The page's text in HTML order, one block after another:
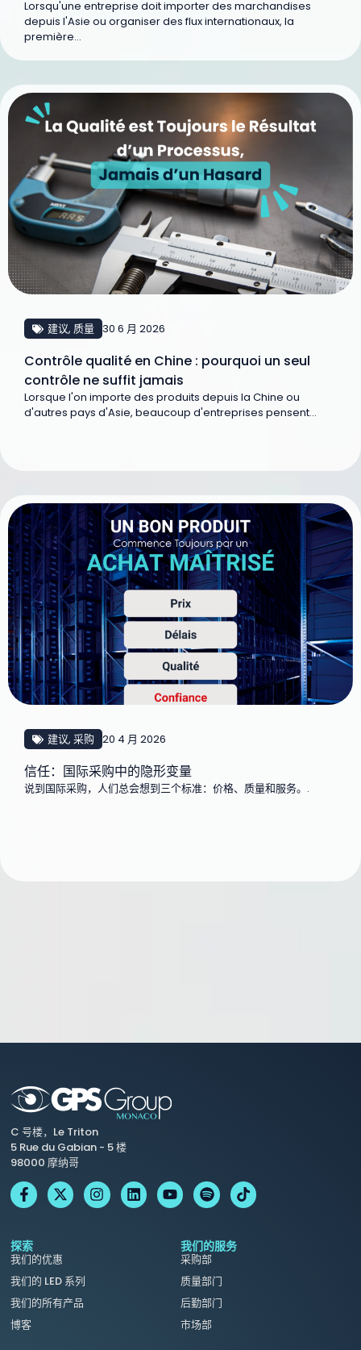
Lorsqu'une entreprise doit importer des marchandises
depuis l'Asie ou organiser des flux internationaux, la
première...
建议, 质量 30 6 月 2026
Contrôle qualité en Chine : pourquoi un seul
contrôle ne suffit jamais
Lorsque l'on importe des produits depuis la Chine ou
d'autres pays d'Asie, beaucoup d'entreprises pensent...
建议, 采购 20 4 月 2026
信任：国际采购中的隐形变量
说到国际采购，人们总会想到三个标准：价格、质量和服务。.
C 号楼，Le Triton
5 Rue du Gabian - 5 楼
98000 摩纳哥
探索
我们的优惠
我们的 LED 系列
我们的所有产品
博客
我们的服务
采购部
质量部门
后勤部门
市场部